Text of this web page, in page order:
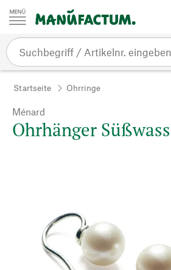
Zum Inhalt springen
Startseite Ohrringe
Ménard
Ohrhänger